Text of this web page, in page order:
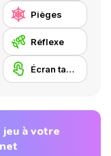
Pièges
Réflexe
Écran tactile
à votre